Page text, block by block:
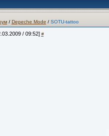
/ Depeche Mode / SOTU-tattoo
/ 09:52] #